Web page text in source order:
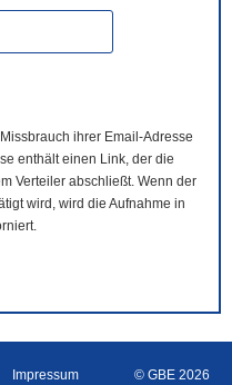
ihrer Email-Adresse
enthält einen Link, der die
Verteiler abschließt. Wenn der
wird, wird die Aufnahme in
Impressum © GBE 2026